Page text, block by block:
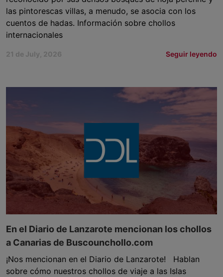
las pintorescas villas, a menudo, se asocia con los
cuentos de hadas. Información sobre chollos
internacionales
21 de July, 2026 Seguir leyendo
En el Diario de Lanzarote mencionan los chollos
a Canarias de Buscounchollo.com
¡Nos mencionan en el Diario de Lanzarote! Hablan
sobre cómo nuestros chollos de viaje a las Islas